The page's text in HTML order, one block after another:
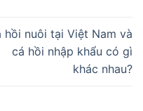
hồi nuôi tại Việt Nam và
cá hồi nhập khẩu có gì
khác nhau?